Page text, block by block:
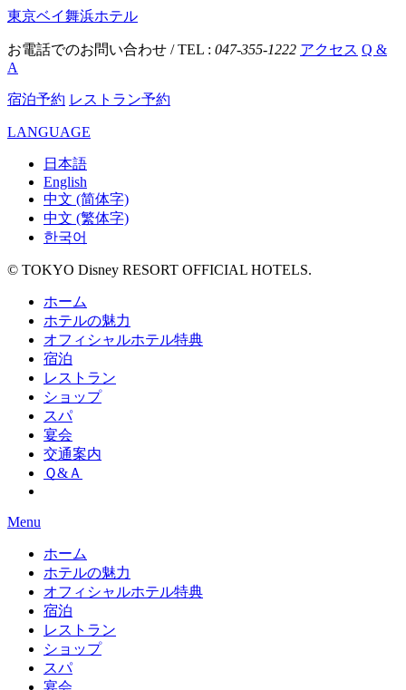
東京ベイ舞浜ホテル
お電話でのお問い合わせ / TEL : 047-355-1222 アクセス Q &
A
宿泊予約 レストラン予約
LANGUAGE
日本語
English
中文 (简体字)
中文 (繁体字)
한국어
© TOKYO Disney RESORT OFFICIAL HOTELS.
ホーム
ホテルの魅力
オフィシャルホテル特典
宿泊
レストラン
ショップ
スパ
宴会
交通案内
Ｑ&Ａ
Menu
ホーム
ホテルの魅力
オフィシャルホテル特典
宿泊
レストラン
ショップ
スパ
宴会